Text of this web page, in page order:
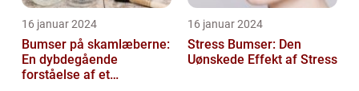
16 januar 2024
Bumser på skamlæberne:
En dybdegående
forståelse af et
16 januar 2024
Stress Bumser: Den
Uønskede Effekt af Stress